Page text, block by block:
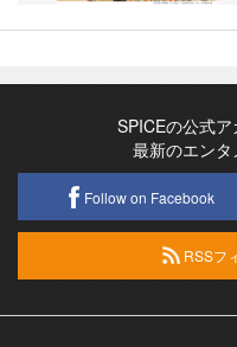
SPICEの公式
最新のエンタ
Follow on Facebook
RSSフ